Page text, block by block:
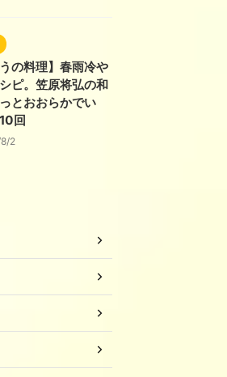
うの料理】春雨冷や
ピ。笠原将弘の和
とおおらかでい
回
2